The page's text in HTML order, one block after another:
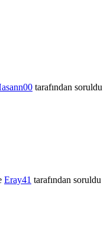
tarafından soruldu
Eray41 tarafından soruldu